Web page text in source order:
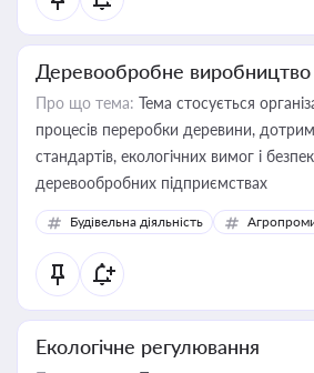
Деревообробне виробництво
Про що тема: Тема стосується
процесів переробки деревини,
стандартів, екологічних вимог і
деревообробних підприємствах
Будівельна діяльність
Екологічне регулювання